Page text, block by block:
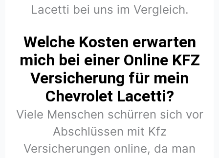
Lacetti bei uns im Vergleich.
Welche Kosten erwarten
mich bei einer Online KFZ
Versicherung für mein
Chevrolet Lacetti?
Viele Menschen schürren sich vor
Abschlüssen mit Kfz
Versicherungen online, da man